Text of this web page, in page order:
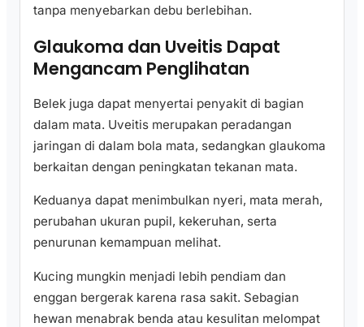
tanpa menyebarkan debu berlebihan.
Glaukoma dan Uveitis Dapat
Mengancam Penglihatan
Belek juga dapat menyertai penyakit di bagian
dalam mata. Uveitis merupakan peradangan
jaringan di dalam bola mata, sedangkan glaukoma
berkaitan dengan peningkatan tekanan mata.
Keduanya dapat menimbulkan nyeri, mata merah,
perubahan ukuran pupil, kekeruhan, serta
penurunan kemampuan melihat.
Kucing mungkin menjadi lebih pendiam dan
enggan bergerak karena rasa sakit. Sebagian
hewan menabrak benda atau kesulitan melompat